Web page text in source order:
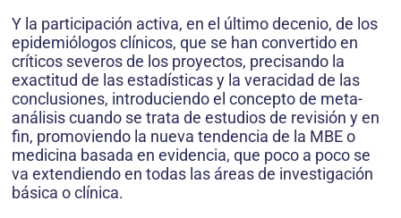
Y la participación activa, en el último decenio, de los
epidemiólogos clínicos, que se han convertido en
críticos severos de los proyectos, precisando la
exactitud de las estadísticas y la veracidad de las
conclusiones, introduciendo el concepto de meta-
análisis cuando se trata de estudios de revisión y en
fin, promoviendo la nueva tendencia de la MBE o
medicina basada en evidencia, que poco a poco se
va extendiendo en todas las áreas de investigación
básica o clínica.